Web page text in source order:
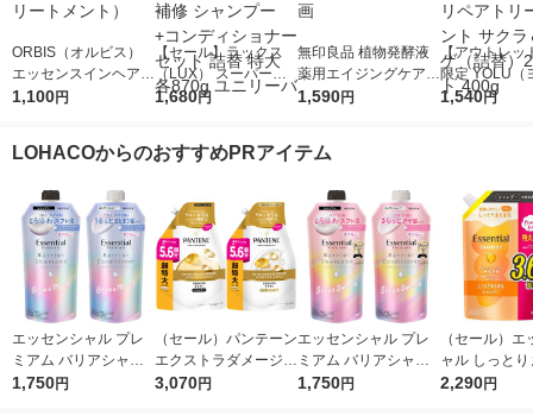
ORBIS（オルビス）
エッセンスインヘアミ
ルク つめかえ用 140g
1,100円
【セール】ラックス
（LUX） スーパーリ
ッチシャイン ダメー
ー セット 詰替 特大 各
1,680円
無印良品 植物発酵液
薬用エイジングケアエ
ッセンス １５０ｍＬ
1,590円
【アウトレッ
限定 YOLU（
サクラ カー
1,540円
LOHACOからのおすすめPRアイテム
エッセンシャル プレ
ミアム バリアシャン
プー + コンディショ
1,750円
（セール）パンテーン
エクストラダメージリ
ペア シャンプー + コ
3,070円
エッセンシャル プレ
ミアム バリアシャン
プー + コンディショ
1,750円
（セール）エ
ャル しっと
る シャンプー
2,290円